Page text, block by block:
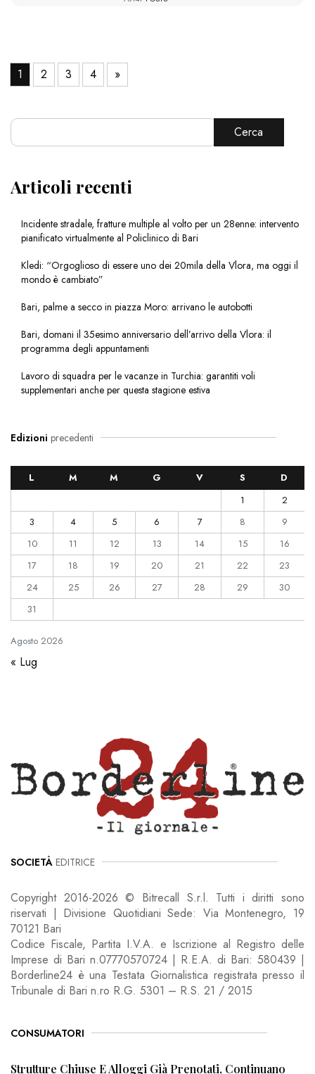
1 2 3 4 »
Cerca
Articoli recenti
Incidente stradale, fratture multiple al volto per un 28enne: intervento
pianificato virtualmente al Policlinico di Bari
Kledi: “Orgoglioso di essere uno dei 20mila della Vlora, ma oggi il
mondo è cambiato”
Bari, palme a secco in piazza Moro: arrivano le autobotti
Bari, domani il 35esimo anniversario dell’arrivo della Vlora: il
programma degli appuntamenti
Lavoro di squadra per le vacanze in Turchia: garantiti voli
supplementari anche per questa stagione estiva
Edizioni precedenti
Agosto 2026
L M M G V S
D
1
2
3
4 5 6 7 8
9
10
11 12 13 14 15
16
17
18 19 20 21 22
23
24
25 26 27 28 29
30
31
« Lug
SOCIETÀ EDITRICE
Copyright 2016-2026 © Bitrecall S.r.l. Tutti i diritti sono
riservati | Divisione Quotidiani Sede: Via Montenegro, 19
70121 Bari
Codice Fiscale, Partita I.V.A. e Iscrizione al Registro delle
Imprese di Bari n.07770570724 | R.E.A. di Bari: 580439 |
Borderline24 è una Testata Giornalistica registrata presso il
Tribunale di Bari n.ro R.G. 5301 – R.S. 21 / 2015
CONSUMATORI
Strutture Chiuse E Alloggi Già Prenotati, Continuano